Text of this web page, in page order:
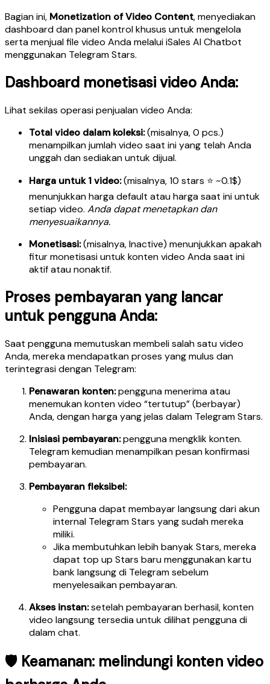
Bagian ini, Monetization of Video Content, menyediakan
dashboard dan panel kontrol khusus untuk mengelola
serta menjual file video Anda melalui iSales AI Chatbot
menggunakan Telegram Stars.
Dashboard monetisasi video Anda:
Lihat sekilas operasi penjualan video Anda:
Total video dalam koleksi:(misalnya, 0 pcs.)
menampilkan jumlah video saat ini yang telah Anda
unggah dan sediakan untuk dijual.
Harga untuk 1 video:(misalnya, 10 stars ⭐ ~0.1$)
menunjukkan harga default atau harga saat ini untuk
setiap video. Anda dapat menetapkan dan
menyesuaikannya.
Monetisasi:(misalnya, Inactive) menunjukkan apakah
fitur monetisasi untuk konten video Anda saat ini
aktif atau nonaktif.
Proses pembayaran yang lancar
untuk pengguna Anda:
Saat pengguna memutuskan membeli salah satu video
Anda, mereka mendapatkan proses yang mulus dan
terintegrasi dengan Telegram:
Penawaran konten:pengguna menerima atau
menemukan konten video “tertutup” (berbayar)
Anda, dengan harga yang jelas dalam Telegram Stars.
Inisiasi pembayaran:pengguna mengklik konten.
Telegram kemudian menampilkan pesan konfirmasi
pembayaran.
Pembayaran fleksibel:
Pengguna dapat membayar langsung dari akun
internal Telegram Stars yang sudah mereka
miliki.
Jika membutuhkan lebih banyak Stars, mereka
dapat top up Stars baru menggunakan kartu
bank langsung di Telegram sebelum
menyelesaikan pembayaran.
Akses instan:setelah pembayaran berhasil, konten
video langsung tersedia untuk dilihat pengguna di
dalam chat.
🛡️ Keamanan: melindungi konten video